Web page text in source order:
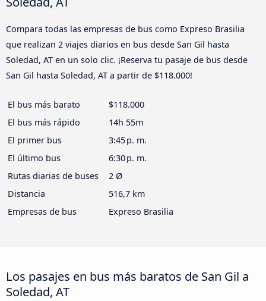
Compara todas las empresas de bus como Expreso Brasilia
que realizan 2 viajes diarios en bus desde San Gil hasta
Soledad, AT en un solo clic. ¡Reserva tu pasaje de bus desde
San Gil hasta Soledad, AT a partir de $118.000!
El bus más barato
$118.000
El bus más rápido
14h 55m
El primer bus
3:45 p. m.
El último bus
6:30 p. m.
Rutas diarias de buses
2 Ø
Distancia
516,7 km
Empresas de bus
Expreso Brasilia
Los pasajes en bus más baratos de San Gil a
Soledad, AT